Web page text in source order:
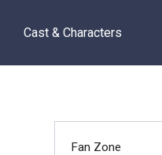
Cast & Characters
Fan Zone